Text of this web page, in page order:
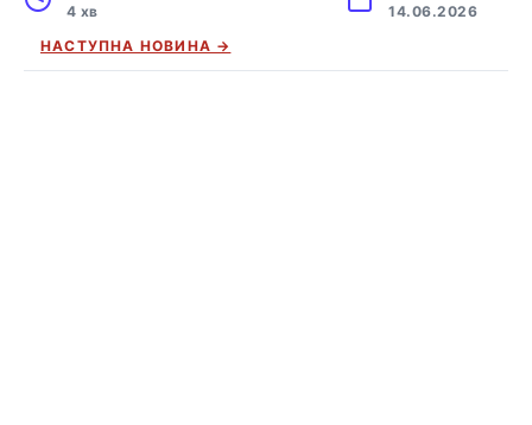
4 хв
14.06.2026
НАСТУПНА НОВИНА →